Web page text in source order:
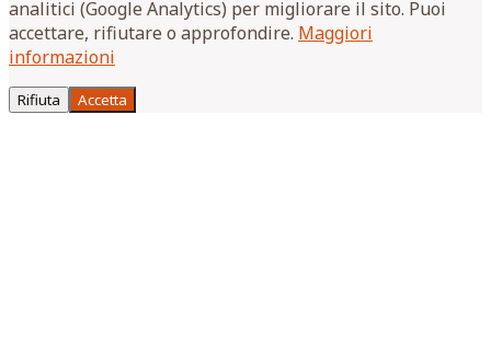
analitici (Google Analytics) per migliorare il sito. Puoi
accettare, rifiutare o approfondire. Maggiori
informazioni
Rifiuta Accetta